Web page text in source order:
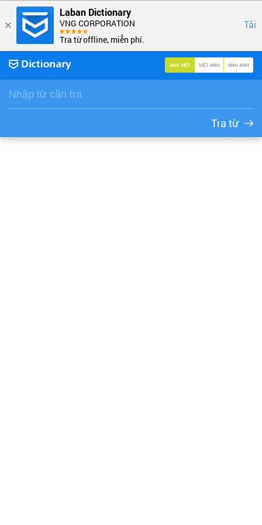
Laban Dictionary
VNG CORPORATION
Tra từ offline, miễn phí.
Tải
ANH VIỆT VIỆT ANH ANH ANH
Tra từ